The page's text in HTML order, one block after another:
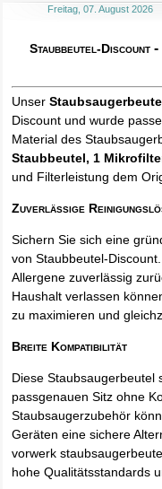
Freitag, 07. August 2026
Staubbeutel-Discount -
Unser
Discount und wurde
Material des
Staubbeutel, 1
und Filterleistung dem
Zuverlässige
Sichern Sie sich eine
von Staubbeutel-
Allergene zuverlässig
Haushalt verlassen
zu maximieren und
Breite Kompatibilität
Diese Staubsaugerbeutel
passgenauen Sitz ohne
Staubsaugerzubehör
Geräten eine sichere
vorwerk
hohe Qualitätsstandards